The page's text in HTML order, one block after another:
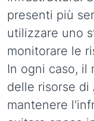
presenti più
utilizzare uno
monitorare le
In ogni caso, il
delle risorse di
mantenere